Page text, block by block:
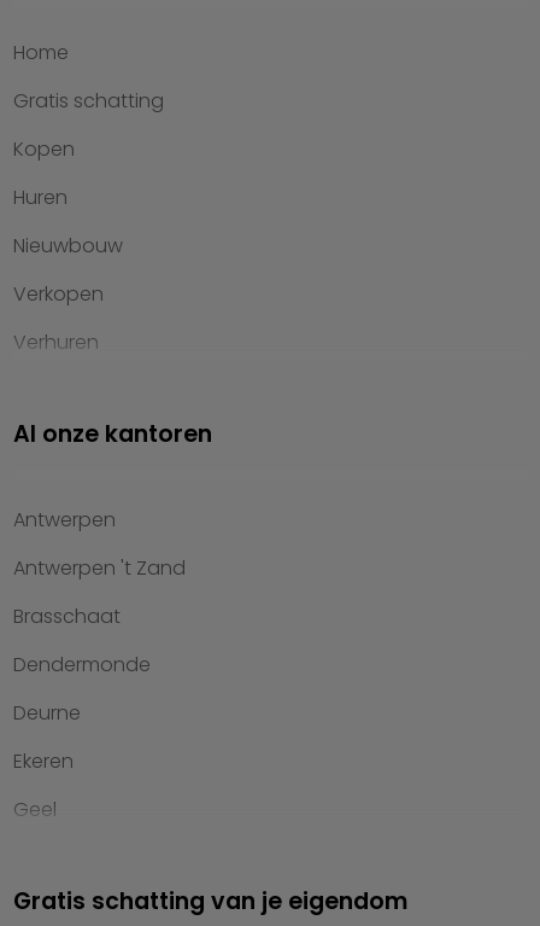
Home
Gratis schatting
Kopen
Huren
Nieuwbouw
Verkopen
Verhuren
Property management
Kennis van wonen
Kantoren
Veelgestelde vragen
Werken bij Heylen Vastgoed
Contact
Al onze kantoren
Antwerpen
Antwerpen 't Zand
Brasschaat
Dendermonde
Deurne
Ekeren
Geel
Hasselt
Gratis schatting van je eigendom